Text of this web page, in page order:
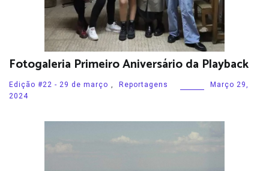
Fotogaleria Primeiro Aniversário da Playback
Edição #22 - 29 de março , Reportagens
Março 29,
2024